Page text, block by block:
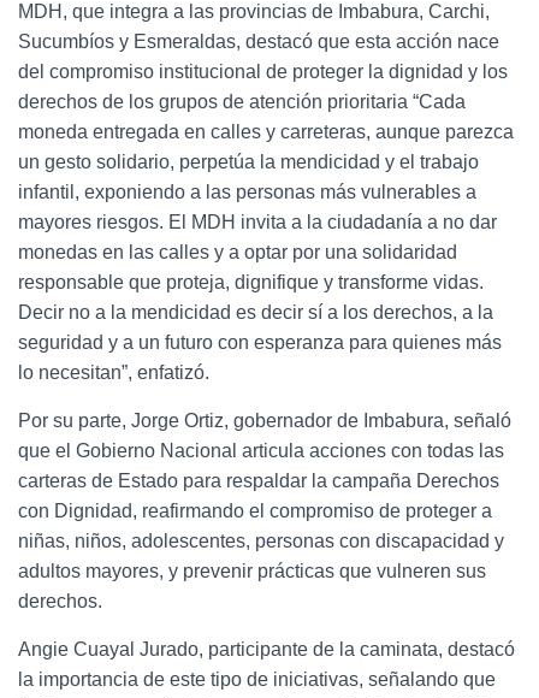
MDH, que integra a las provincias de Imbabura, Carchi,
Sucumbíos y Esmeraldas, destacó que esta acción nace
del compromiso institucional de proteger la dignidad y los
derechos de los grupos de atención prioritaria “Cada
moneda entregada en calles y carreteras, aunque parezca
un gesto solidario, perpetúa la mendicidad y el trabajo
infantil, exponiendo a las personas más vulnerables a
mayores riesgos. El MDH invita a la ciudadanía a no dar
monedas en las calles y a optar por una solidaridad
responsable que proteja, dignifique y transforme vidas.
Decir no a la mendicidad es decir sí a los derechos, a la
seguridad y a un futuro con esperanza para quienes más
lo necesitan”, enfatizó.
Por su parte, Jorge Ortiz, gobernador de Imbabura, señaló
que el Gobierno Nacional articula acciones con todas las
carteras de Estado para respaldar la campaña Derechos
con Dignidad, reafirmando el compromiso de proteger a
niñas, niños, adolescentes, personas con discapacidad y
adultos mayores, y prevenir prácticas que vulneren sus
derechos.
Angie Cuayal Jurado, participante de la caminata, destacó
la importancia de este tipo de iniciativas, señalando que